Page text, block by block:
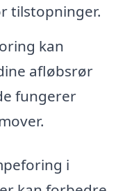
tilstopninger.
kan
afløbsrør
fungerer
i